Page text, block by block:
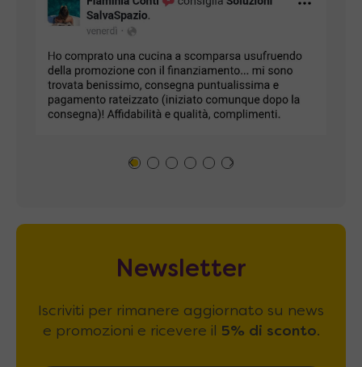
Newsletter
Iscriviti per rimanere aggiornato su news
e promozioni e ricevere il 5% di sconto.